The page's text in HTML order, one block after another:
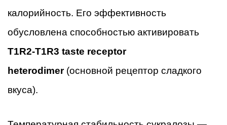
калорийность. Его эффективность
обусловлена способностью активировать
T1R2-T1R3 taste receptor
heterodimer(основной рецептор сладкого
вкуса).